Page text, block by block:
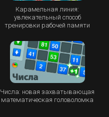
Карамельная линия:
увлекательный способ
тренировки рабочей памяти
Числа: новая захватывающая
математическая головоломка